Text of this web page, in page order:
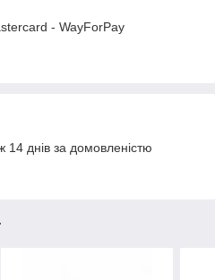
- WayForPay
днів за домовленістю